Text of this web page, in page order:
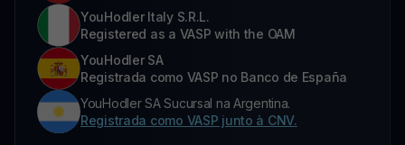
YouHodler Italy S.R.L.
Registered as a VASP with the OAM
YouHodler SA
Registrada como VASP no Banco de España
YouHodler SA Sucursal na Argentina.
Registrada como VASP junto à CNV.